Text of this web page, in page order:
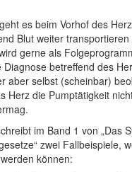
es beim Vorhof des
Blut weiter transportieren
gerne als
betreffend des
aber selbst (scheinbar)
Herz die Pumptätigkeit
im Band 1 von „Das
zwei Fallbeispiele,
können: